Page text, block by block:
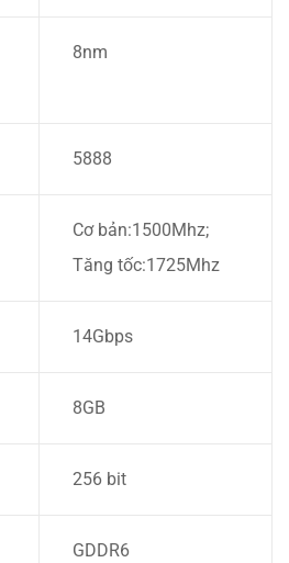
8nm
5888
Cơ bản:1500Mhz;
Tăng tốc:1725Mhz
14Gbps
8GB
256 bit
GDDR6